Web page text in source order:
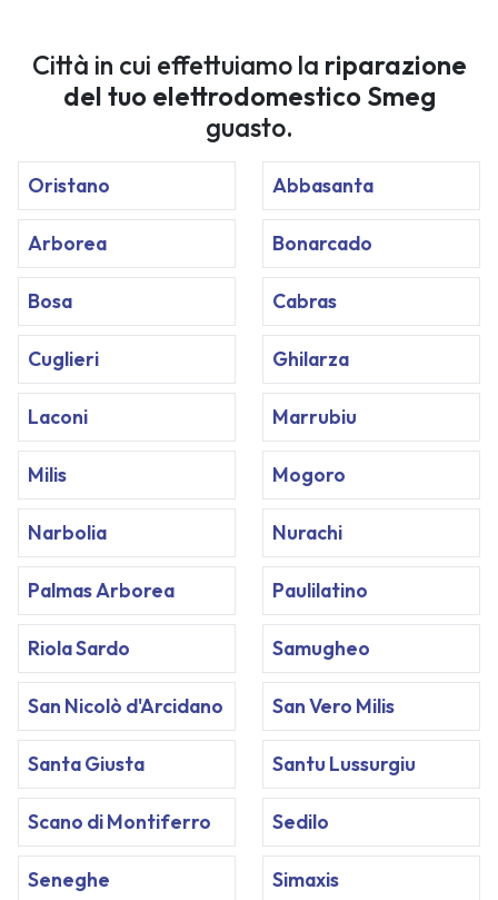
Città in cui effettuiamo la riparazione
del tuo elettrodomestico Smeg
guasto.
Oristano Abbasanta
Arborea Bonarcado
Bosa Cabras
Cuglieri Ghilarza
Laconi Marrubiu
Milis Mogoro
Narbolia Nurachi
Palmas Arborea Paulilatino
Riola Sardo Samugheo
San Nicolò d'Arcidano San Vero Milis
Santa Giusta Santu Lussurgiu
Scano di Montiferro Sedilo
Seneghe Simaxis